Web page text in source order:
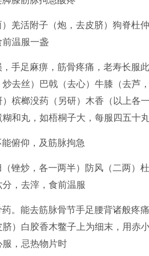
羌活附子（炮，去皮脐）狗脊杜
温服一盏
手足麻痹，筋骨疼痛，老寿长服
去丝）巴戟（去心）牛膝（去芦
）槟榔没药（另研）木香（以上
和丸，如梧桐子大，每服四五十
俯仰，及筋脉拘急
（锉炒，各一两半）防风（二两）
，去滓，食前温服
。能去筋脉骨节手足腰背诸般疼
）白胶香木鳖子上为细末，用赤
，忌热物片时